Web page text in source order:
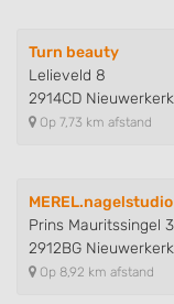
Turn beauty
Lelieveld 8
2914CD
Op 7,73 km afstand
MEREL.nagelstudio
Prins Mauritssingel 3
2912BG
Op 8,92 km afstand
Use limited data
Create profiles
Create profiles to
Use profiles to